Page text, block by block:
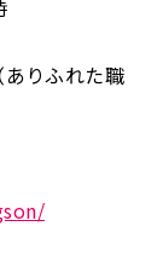
りふれた職